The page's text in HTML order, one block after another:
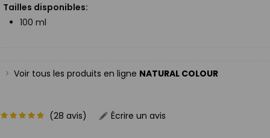
Tailles disponibles:
100 ml
Voir tous les produits en ligne NATURAL COLOUR
(28 avis) Écrire un avis